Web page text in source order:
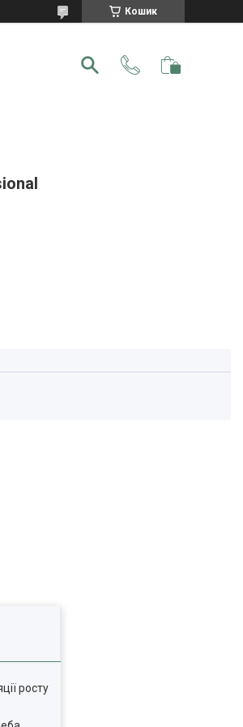
Кошик
росту